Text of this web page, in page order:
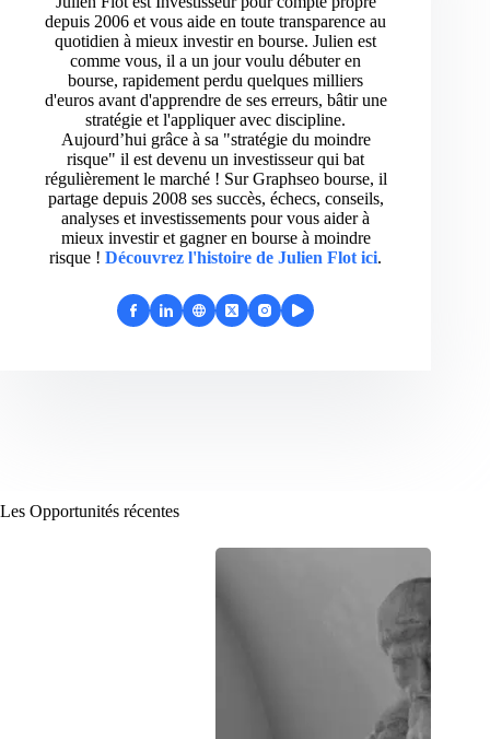
depuis 2006 et vous aide en toute transparence au
quotidien à mieux investir en bourse. Julien est
comme vous, il a un jour voulu débuter en
bourse, rapidement perdu quelques milliers
d'euros avant d'apprendre de ses erreurs, bâtir une
stratégie et l'appliquer avec discipline.
Aujourd’hui grâce à sa "stratégie du moindre
risque" il est devenu un investisseur qui bat
régulièrement le marché ! Sur Graphseo bourse, il
partage depuis 2008 ses succès, échecs, conseils,
analyses et investissements pour vous aider à
mieux investir et gagner en bourse à moindre
risque ! Découvrez l'histoire de Julien Flot ici.
Les Opportunités récentes